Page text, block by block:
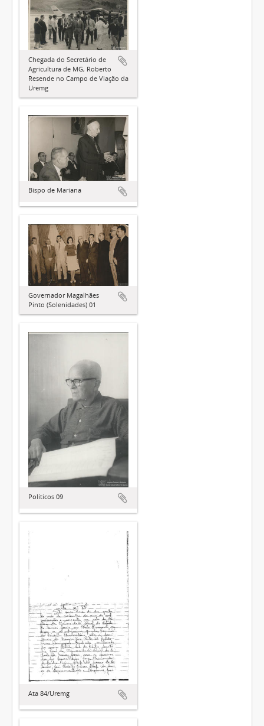
Chegada do Secretário de
Agricultura de MG, Roberto
Resende no Campo de Viação da
Uremg
Bispo de Mariana
Governador Magalhães
Pinto (Solenidades) 01
Políticos 09
Ata 84/Uremg